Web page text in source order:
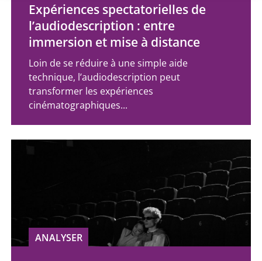
Expériences spectatorielles de
l’audiodescription : entre
immersion et mise à distance
Loin de se réduire à une simple aide
technique, l’audiodescription peut
transformer les expériences
cinématographiques...
ANALYSER